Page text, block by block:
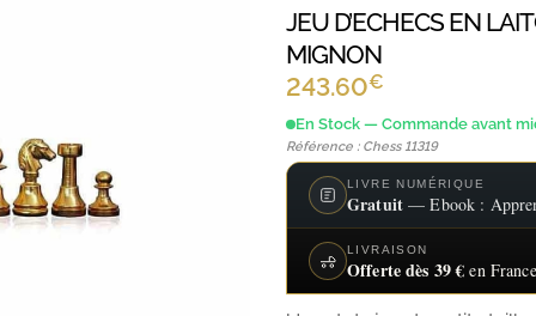
JEU D’ECHECS EN
MIGNON
243.60€
En Stock — Commande avant
Référence : Chess 11319
LIVRE NUMÉRIQUE
Gratuit— Ebook :
LIVRAISON
Offerte dès 39 € en